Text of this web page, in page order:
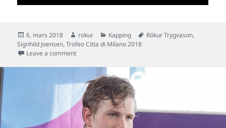
Posted
on
6. mars 2018 Author
rokur Categories
Kapping Tags
Rókur Trygvason,
Signhild Joensen,Trofeo Citta di Milano 2018
Leave a commenton Signhild og Rókur til 8° Trofeo Città di Milano